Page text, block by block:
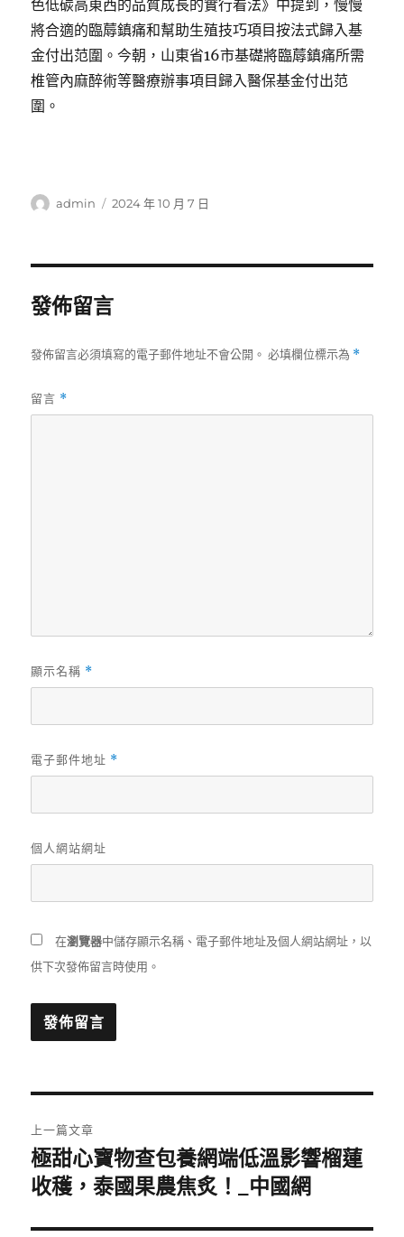
色低碳高東西的品質成長的實行看法》中提到，慢慢
將合適的臨蓐鎮痛和幫助生殖技巧項目按法式歸入基
金付出范圍。今朝，山東省16市基礎將臨蓐鎮痛所需
椎管內麻醉術等醫療辦事項目歸入醫保基金付出范
圍。
作
admin
發
2024 年 10 月 7 日
發佈留言
發佈留言必須填寫的電子郵件地址不會公開。 必填欄位標示為 *
留言 *
顯示名稱 *
電子郵件地址 *
個人網站網址
在瀏覽器中儲存顯示名稱、電子郵件地址及個人網站網址，以
供下次發佈留言時使用。
章
導
覽
上一篇文章
上
一
文
極甜心寶物查包養網端低溫影響榴蓮
收穫，泰國果農焦炙！_中國網